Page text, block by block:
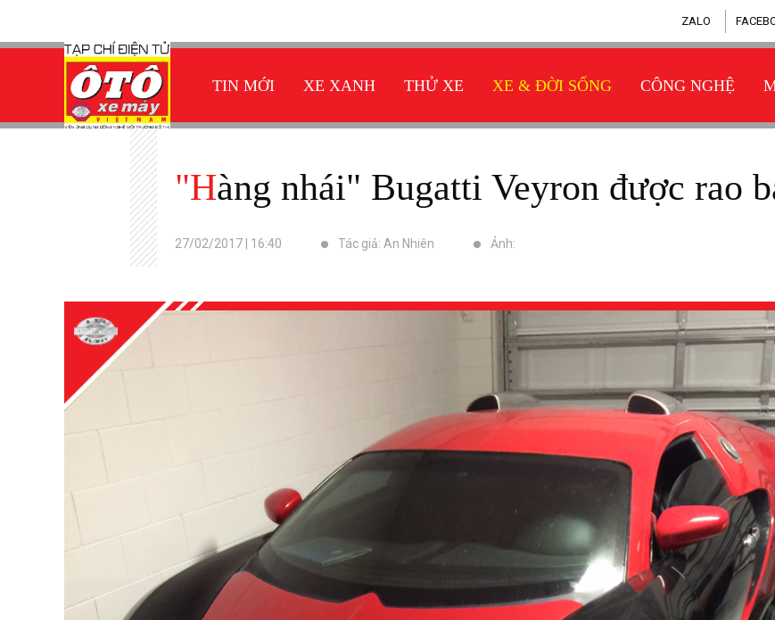
ZALO
TIN MỚI XE XANH THỬ XE XE & ĐỜI SỐNG CÔNG NGHỆ
"Hàng nhái" Bugatti Veyron được rao
27/02/2017 | 16:40 Tác giả: An Nhiên Ảnh: